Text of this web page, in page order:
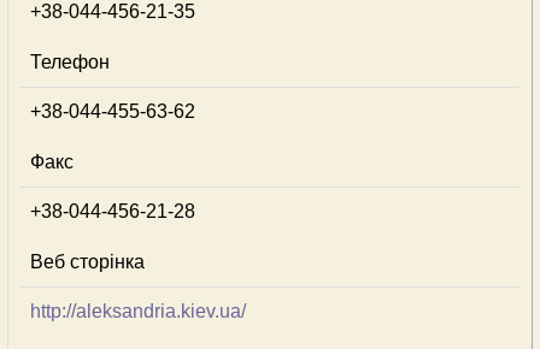
+38-044-456-21-35
Телефон
+38-044-455-63-62
Факс
+38-044-456-21-28
Веб сторінка
http://aleksandria.kiev.ua/